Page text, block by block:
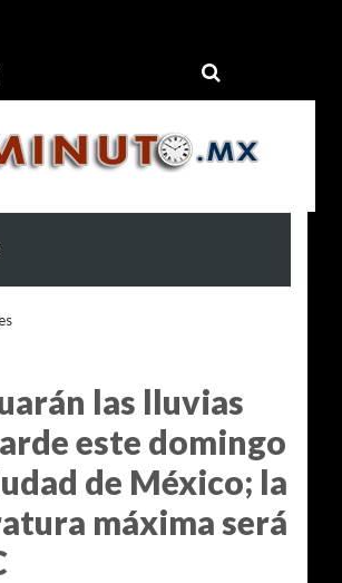
>
las lluvias
este domingo
de México; la
máxima será